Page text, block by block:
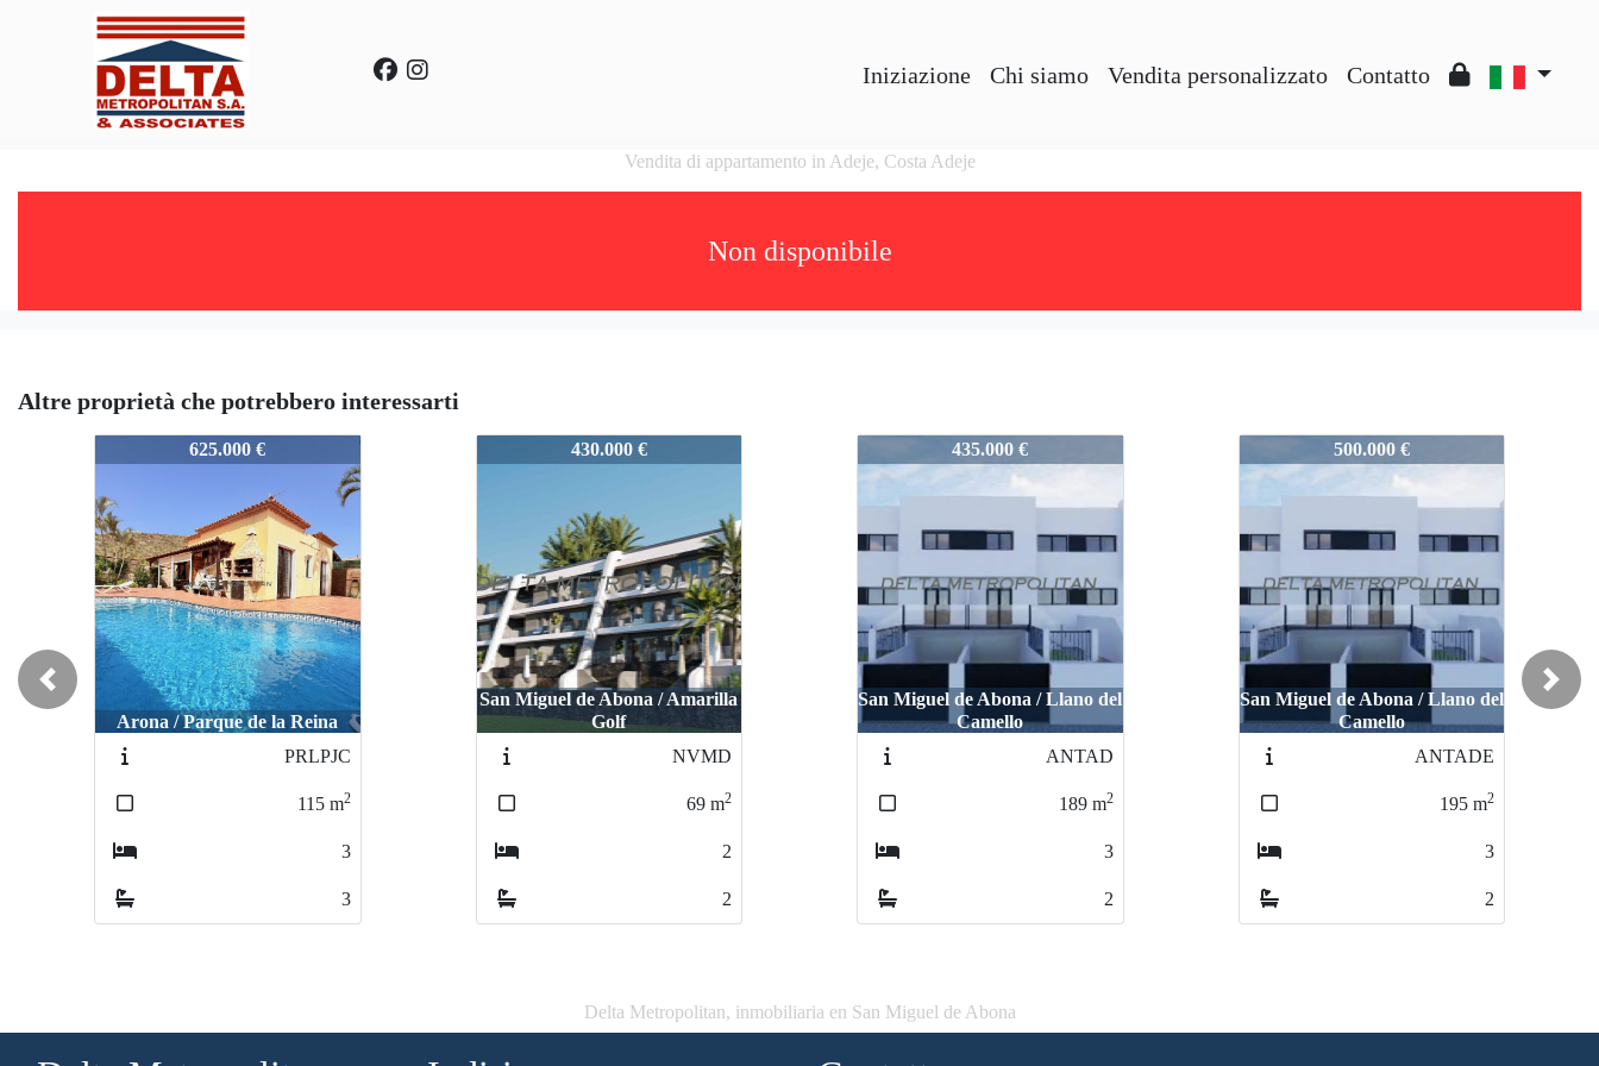
Iniziazione Chi siamo Vendita personalizzato Contatto
Vendita di appartamento in Adeje, Costa Adeje
Non disponibile
Altre proprietà che potrebbero interessarti
AHVQR_copia
625.000 €
Arona / Parque de la Reina
PRLPJC
115 m2
3
3
AHVQR_copia
430.000 €
San Miguel de Abona / Amarilla
Golf
NVMD
69 m2
2
2
AHVQR_copia
435.000 €
San Miguel de Abona / Llano del
Camello
ANTAD
189 m2
3
2
AHVQR_copia
500.000 €
San Miguel de Abona / Llano del
Camello
ANTADE
195 m2
3
2
Previous Next
Delta Metropolitan, inmobiliaria en San Miguel de Abona